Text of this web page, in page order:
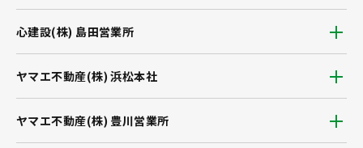
ヤマエ不動産(株) 浜松本社
ヤマエ不動産(株) 豊川営業所
心建設(株) 島田営業所